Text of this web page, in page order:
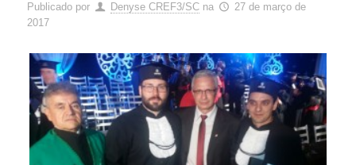
Publicado por Denyse CREF3/SC na
27 de março de
2017